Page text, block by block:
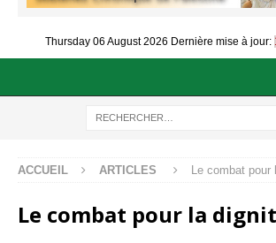
Thursday 06 August 2026 Dernière mise à jour:
ACCUEIL ARTICLES Le combat pour
Le combat pour la